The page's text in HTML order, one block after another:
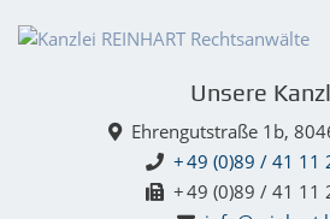
Unsere
Ehrengutstraße 1b,
+ 49 (0)89 / 41 11
+ 49 (0)89 / 41 11